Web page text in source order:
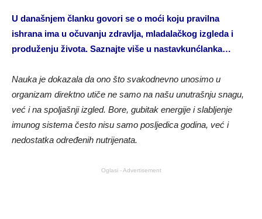
U današnjem članku govori se o moći koju pravilna
ishrana ima u očuvanju zdravlja, mladalačkog izgleda i
produženju života. Saznajte više u nastavkunćlanka…
Nauka je dokazala da ono što svakodnevno unosimo u
organizam direktno utiče ne samo na našu unutrašnju snagu,
već i na spoljašnji izgled. Bore, gubitak energije i slabljenje
imunog sistema često nisu samo posljedica godina, već i
nedostatka određenih nutrijenata.
Oglasi - Advertisement